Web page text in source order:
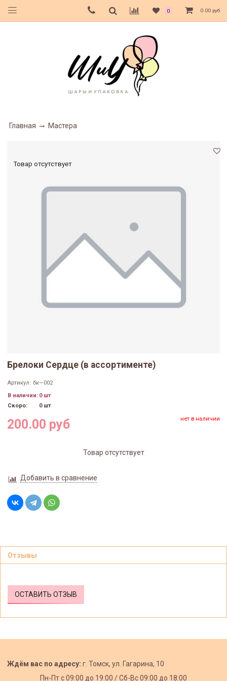
0 0.00 руб
Главная Мастера
Товар отсутствует
Брелоки Сердце (в ассортименте)
Артикул: бк—002
В наличии: 0 шт
Скоро:
0 шт
200.00 руб нет в наличии
Товар отсутствует
Добавить в сравнение
Отзывы
ОСТАВИТЬ ОТЗЫВ
Ждём вас по адресу: г. Томск, ул. Гагарина, 10
Пн-Пт с09:00 до 19:00 /Сб-Вс 09:00 до 18:00